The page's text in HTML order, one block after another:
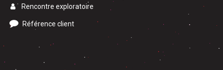
Rencontre exploratoire
Référence client